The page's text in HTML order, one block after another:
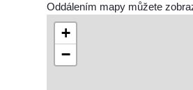
Oddálením mapy můžete
+
−